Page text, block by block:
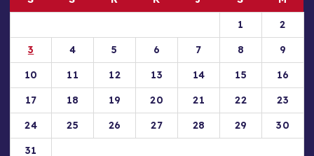
1
2
3
4 5 6 7 8
9
10
11 12 13 14 15
16
17
18 19 20 21 22
23
24
25 26 27 28 29
30
31